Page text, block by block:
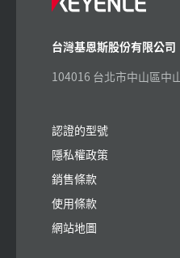
台灣基恩斯股份有限公司
104016 台北市中山區中
認證的型號
隱私權政策
銷售條款
使用條款
網站地圖